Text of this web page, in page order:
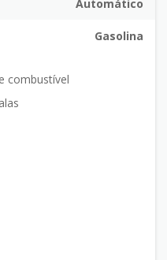
Automático
Gasolina
combustível